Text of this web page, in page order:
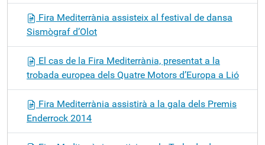
Fira Mediterrània assisteix al festival de dansa
Sismògraf d’Olot
El cas de la Fira Mediterrània, presentat a la
trobada europea dels Quatre Motors d’Europa a Lió
Fira Mediterrània assistirà a la gala dels Premis
Enderrock 2014